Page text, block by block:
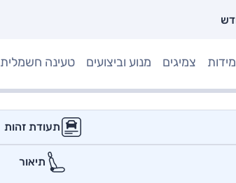
מידות צמיגים מנוע וביצועים טעינה חשמלית
תעודת זהות
תיאור